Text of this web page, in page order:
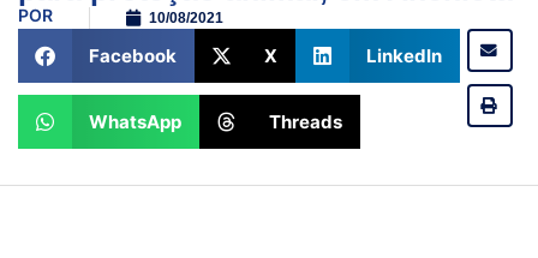
POR 10/08/2021
Facebook X LinkedIn
WhatsApp Threads